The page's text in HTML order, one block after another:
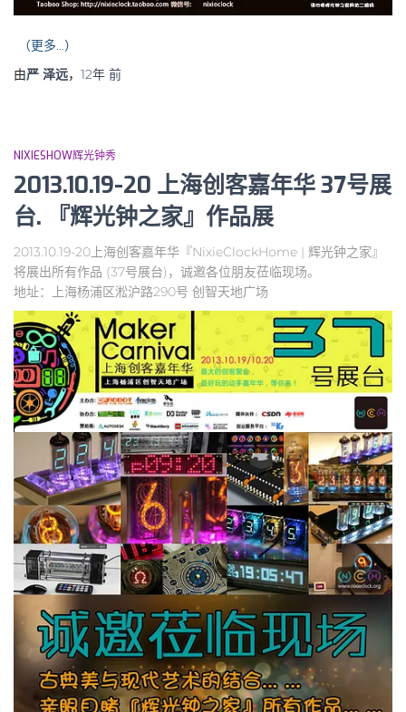
（更多…）
由严 泽远， 12年 前
NIXIESHOW辉光钟秀
2013.10.19-20 上海创客嘉年华 37号展
台. 『辉光钟之家』作品展
2013.10.19-20上海创客嘉年华『NixieClockHome | 辉光钟之家』
将展出所有作品 (37号展台)，诚邀各位朋友莅临现场。
地址：上海杨浦区淞沪路290号 创智天地广场